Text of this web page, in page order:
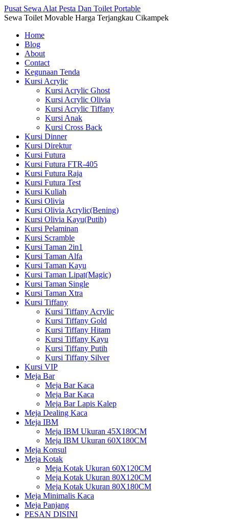
Pusat Sewa Alat Pesta Dan Toilet Portable
Sewa Toilet Movable Harga Terjangkau Cikampek
Home
Blog
About
Contact
Kegunaan Tenda
Kursi Acrylic
Kursi Acrylic Ghost
Kursi Acrylic Olivia
Kursi Acrylic Tiffany
Kursi Anak
Kursi Cross Back
Kursi Dinner
Kursi Direktur
Kursi Futura
Kursi Futura FTR-405
Kursi Futura Raja
Kursi Futura Test
Kursi Kuliah
Kursi Olivia
Kursi Olivia Acrylic(Bening)
Kursi Olivia Kayu(Putih)
Kursi Pelaminan
Kursi Scramble
Kursi Taman 2in1
Kursi Taman Alfa
Kursi Taman Kayu
Kursi Taman Lipat(Magic)
Kursi Taman Single
Kursi Taman Xtra
Kursi Tiffany
Kursi Tiffany Acrylic
Kursi Tiffany Gold
Kursi Tiffany Hitam
Kursi Tiffany Kayu
Kursi Tiffany Putih
Kursi Tiffany Silver
Kursi VIP
Meja Bar
Meja Bar Kaca
Meja Bar Kaca
Meja Bar Lapis Kalep
Meja Dealing Kaca
Meja IBM
Meja IBM Ukuran 45X180CM
Meja IBM Ukuran 60X180CM
Meja Konsul
Meja Kotak
Meja Kotak Ukuran 60X120CM
Meja Kotak Ukuran 80X120CM
Meja Kotak Ukuran 80X180CM
Meja Minimalis Kaca
Meja Panjang
PESAN DISINI